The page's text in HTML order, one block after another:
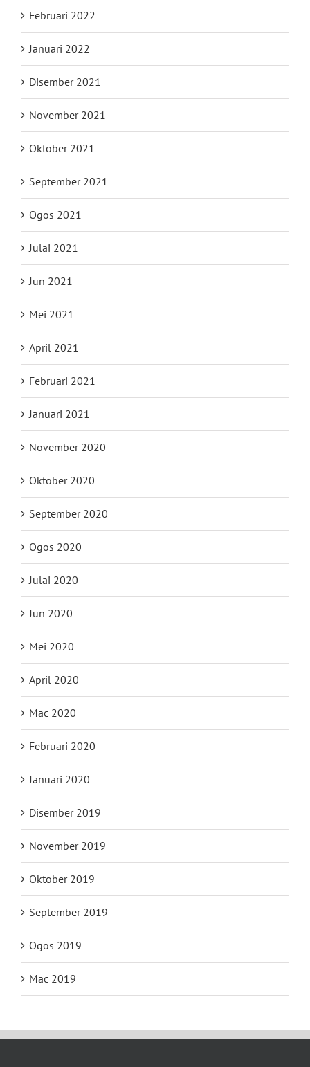
Februari 2022
Januari 2022
Disember 2021
November 2021
Oktober 2021
September 2021
Ogos 2021
Julai 2021
Jun 2021
Mei 2021
April 2021
Februari 2021
Januari 2021
November 2020
Oktober 2020
September 2020
Ogos 2020
Julai 2020
Jun 2020
Mei 2020
April 2020
Mac 2020
Februari 2020
Januari 2020
Disember 2019
November 2019
Oktober 2019
September 2019
Ogos 2019
Mac 2019